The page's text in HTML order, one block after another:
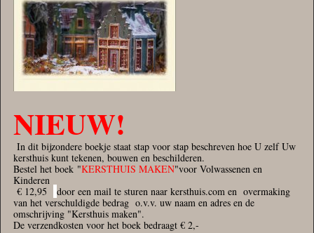
NIEUW!
In dit bijzondere boekje staat stap voor stap beschreven hoe U zelf Uw
kersthuis kunt tekenen, bouwen en beschilderen.
Bestel het boek "KERSTHUIS MAKEN"voor Volwassenen en
Kinderen
€ 12,95
door een mail te sturen naar kersthuis.com en overmaking
van het verschuldigde bedrag o.v.v. uw naam en adres en de
omschrijving "Kersthuis maken".
De verzendkosten voor het boek bedraagt € 2,-